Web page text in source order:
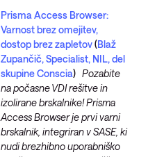
Prisma Access Browser:
Varnost brez omejitev,
dostop brez zapletov(Blaž
Zupančič, Specialist, NIL, del
skupine Conscia) Pozabite
na počasne VDI rešitve in
izolirane brskalnike! Prisma
Access Browser je prvi varni
brskalnik, integriran v SASE, ki
nudi brezhibno uporabniško